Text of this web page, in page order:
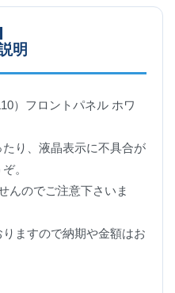
明
）フロントパネル ホワ
り、液晶表示に不具合が
。
んのでご注意下さいま
ますので納期や金額はお